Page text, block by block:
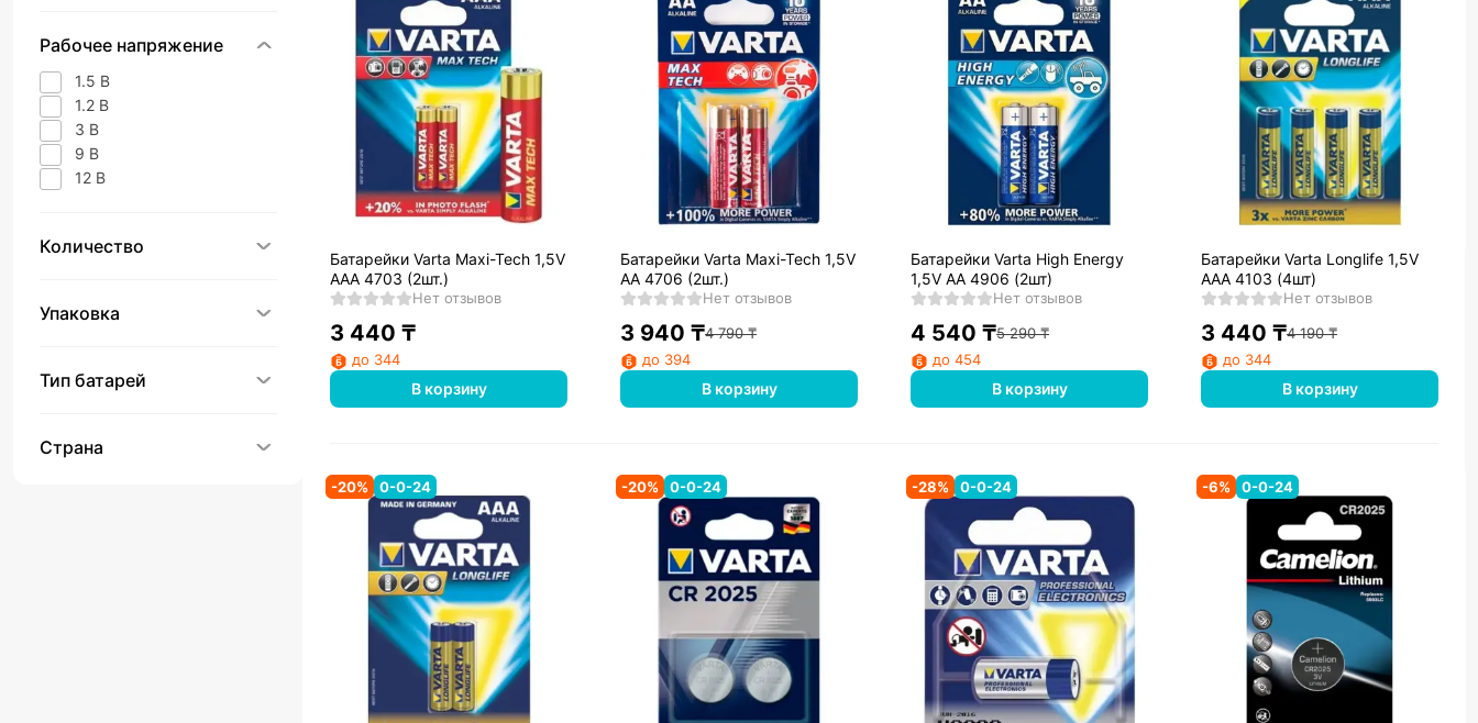
Рабочее напряжение
1.5 В
1.2 В
3 В
9 В
12 В
Количество
Упаковка
Тип батарей
Страна
Батарейки Varta Maxi-Tech 1,5V
AAA 4703 (2шт.)
Нет отзывов
3 440 ₸
до 344
В корзину
Батарейки Varta Maxi-Tech 1,5V
AA 4706 (2шт.)
Нет отзывов
3 940 ₸4 790₸
до 394
В корзину
Батарейки Varta High Energy
1,5V AA 4906 (2шт)
Нет отзывов
4 540 ₸5 290₸
до 454
В корзину
Батарейки Varta Longlife 1,5V
AAA 4103 (4шт)
Нет отзывов
3 440 ₸4 190₸
до 344
В корзину
-20% 0-0-24 -20% 0-0-24 -28% 0-0-24 -6% 0-0-24